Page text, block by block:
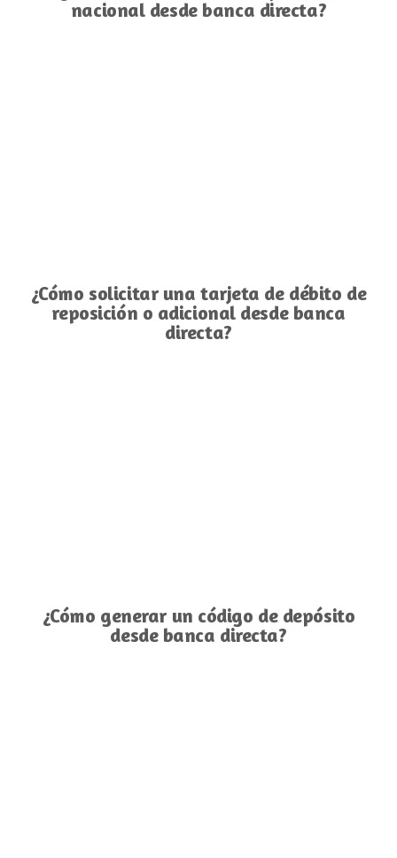
nacional desde banca directa?
¿Cómo solicitar una tarjeta de débito de
reposición o adicional desde banca
directa?
¿Cómo generar un código de depósito
desde banca directa?